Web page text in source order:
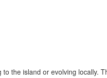
the island or evolving locally.